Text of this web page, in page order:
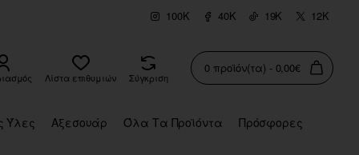
100K 40K 19K 12K
Λίστα επιθυμιών Σύγκριση
0 προϊόν(τα) - 0,00€
Ύλες Αξεσουάρ Όλα Τα Προϊόντα Πρόσφορες